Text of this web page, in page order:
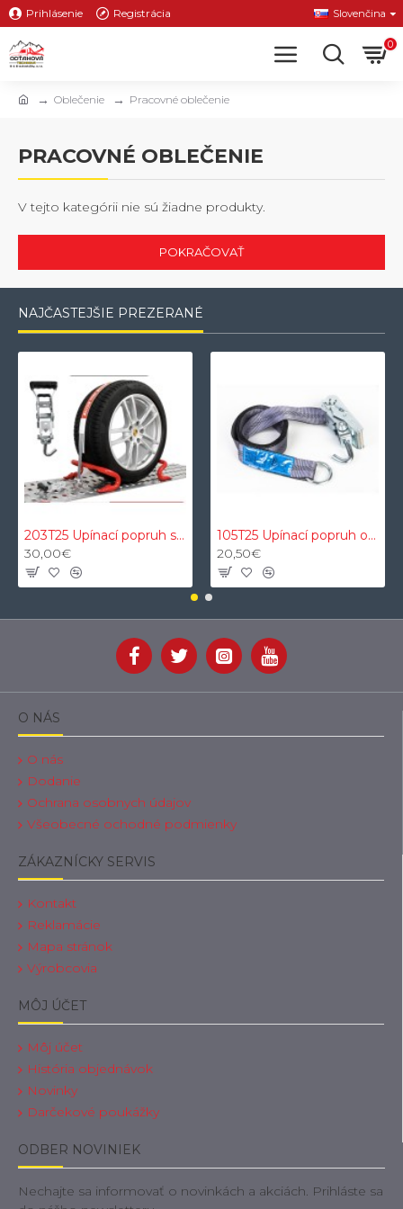
Prihlásenie Registrácia Slovenčina
0
Oblečenie Pracovné oblečenie
PRACOVNÉ OBLEČENIE
V tejto kategórii nie sú žiadne produkty.
POKRAČOVAŤ
NAJČASTEJŠIE PREZERANÉ
203T25 Upínací popruh s ochranným VDI 2700 proti šmykovým textilným návlekom 3t 2,5m 35mm
30,00€
105T25 Upínací popruh okuliarov 5t 50mm 2,5m s oceľovým O a rotačným J
20,50€
O NÁS
O nás
Dodanie
Ochrana osobnych údajov
Všeobecné ochodné podmienky
ZÁKAZNÍCKY SERVIS
Kontakt
Reklamácie
Mapa stránok
Výrobcovia
MÔJ ÚČET
Môj účet
História objednávok
Novinky
Darčekové poukážky
ODBER NOVINIEK
Nechajte sa informovať o novinkách a akciách. Prihláste sa